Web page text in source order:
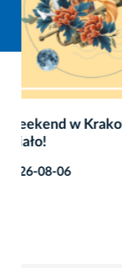
Jakie mają być